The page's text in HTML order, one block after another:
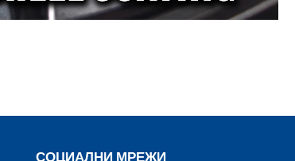
СОЦИАЛНИ МРЕЖИ